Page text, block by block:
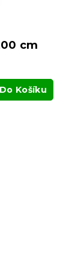
cm
Do Košíku